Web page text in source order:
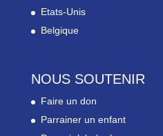
Etats-Unis
Belgique
NOUS SOUTENIR
Faire un don
Parrainer un enfant